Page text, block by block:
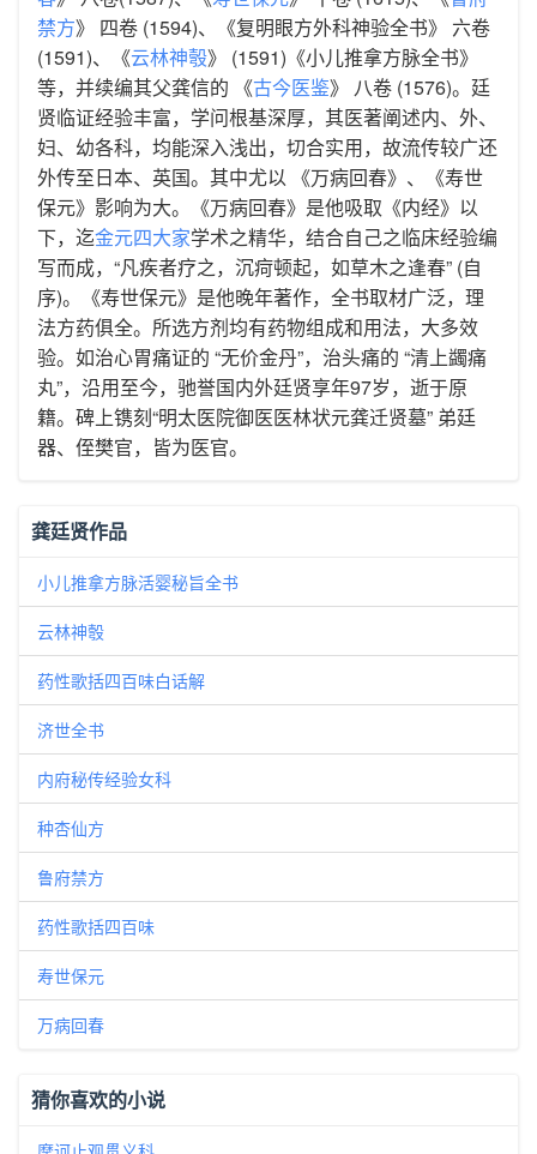
禁方》 四卷 (1594)、《复明眼方外科神验全书》 六卷
(1591)、《云林神彀》 (1591)《小儿推拿方脉全书》
等，并续编其父龚信的 《古今医鉴》 八卷 (1576)。廷
贤临证经验丰富，学问根基深厚，其医著阐述内、外、
妇、幼各科，均能深入浅出，切合实用，故流传较广还
外传至日本、英国。其中尤以 《万病回春》、《寿世
保元》影响为大。《万病回春》是他吸取《内经》以
下，迄金元四大家学术之精华，结合自己之临床经验编
写而成，“凡疾者疗之，沉疴顿起，如草木之逢春” (自
序)。《寿世保元》是他晚年著作，全书取材广泛，理
法方药俱全。所选方剂均有药物组成和用法，大多效
验。如治心胃痛证的 “无价金丹”，治头痛的 “清上蠲痛
丸”，沿用至今，驰誉国内外廷贤享年97岁，逝于原
籍。碑上镌刻“明太医院御医医林状元龚迁贤墓” 弟廷
器、侄樊官，皆为医官。
龚廷贤作品
小儿推拿方脉活婴秘旨全书
云林神彀
药性歌括四百味白话解
济世全书
内府秘传经验女科
种杏仙方
鲁府禁方
药性歌括四百味
寿世保元
万病回春
猜你喜欢的小说